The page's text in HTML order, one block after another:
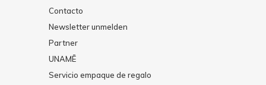
Contacto
Newsletter unmelden
Partner
UNAMĒ
Servicio empaque de regalo